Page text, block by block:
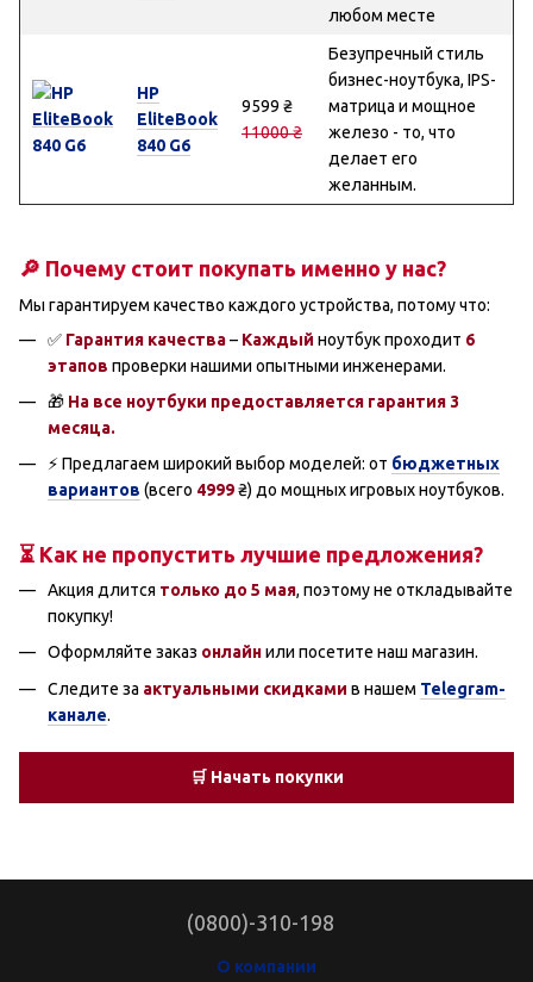
любом месте
HP
EliteBook
840 G6
9599 ₴
11000 ₴
Безупречный стиль
бизнес-ноутбука, IPS-
матрица и мощное
железо - то, что
делает его
желанным.
🔎 Почему стоит покупать именно у нас?
Мы гарантируем качество каждого устройства, потому что:
✅ Гарантия качества– Каждый ноутбук проходит 6
этапов проверки нашими опытными инженерами.
🎁 На все ноутбуки предоставляется гарантия 3
месяца.
⚡ Предлагаем широкий выбор моделей: от бюджетных
вариантов (всего 4999₴) до мощных игровых ноутбуков.
⏳ Как не пропустить лучшие предложения?
Акция длится только до 5 мая, поэтому не откладывайте
покупку!
Оформляйте заказ онлайнили посетите наш магазин.
Следите за актуальными скидками в нашем Telegram-
канале.
🛒 Начать покупки
(0800)-310-198
О компании